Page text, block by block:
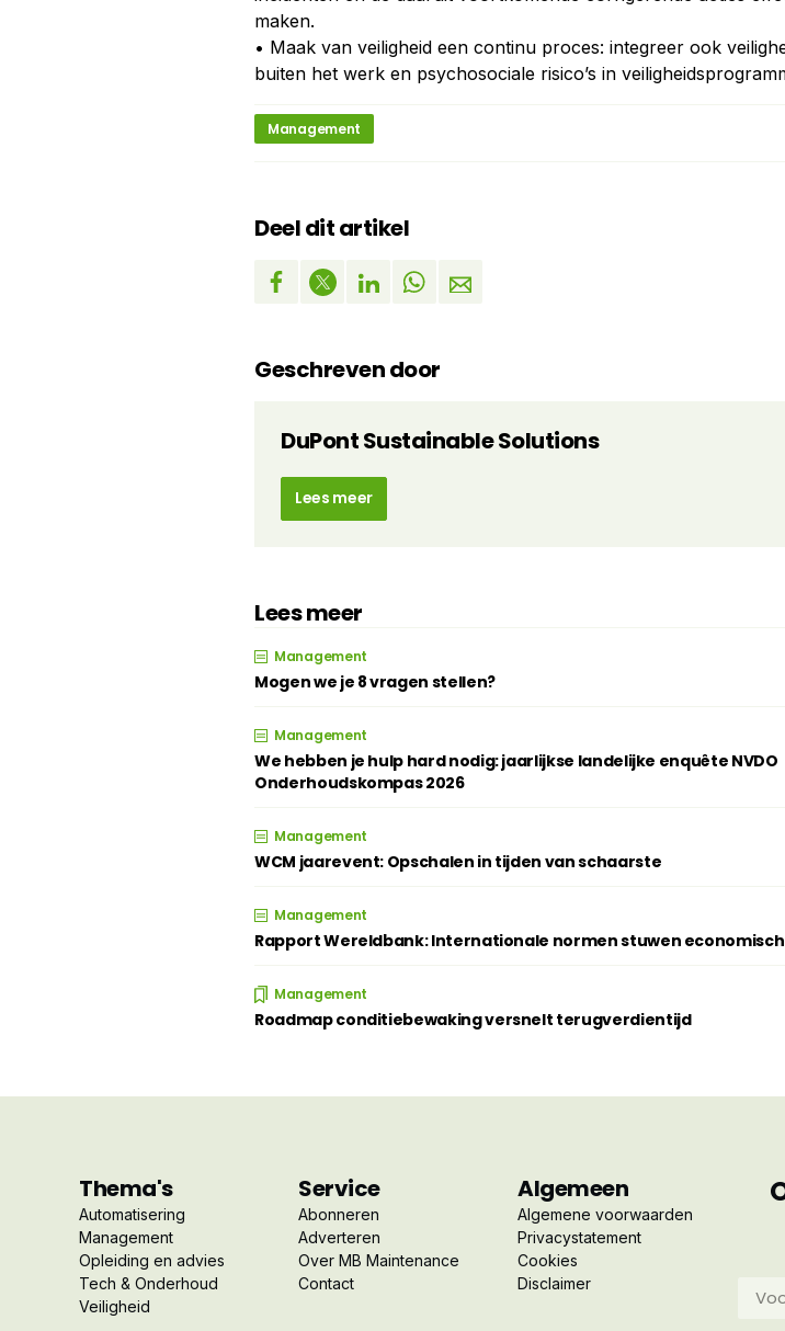
maken.
• Maak van veiligheid een continu proces: integreer ook
buiten het werk en psychosociale risico’s in
Management
Deel dit artikel
Geschreven door
DuPont Sustainable Solutions
Lees meer
Lees meer
Management
Mogen we je 8 vragen stellen?
Management
We hebben je hulp hard nodig: jaarlijkse landelijke enquête NVDO
Onderhoudskompas 2026
Management
WCM jaarevent: Opschalen in tijden van schaarste
Management
Rapport Wereldbank: Internationale normen stuwen
Management
Roadmap conditiebewaking versnelt terugverdientijd
Thema's
Automatisering
Management
Opleiding en advies
Tech & Onderhoud
Veiligheid
Service
Abonneren
Adverteren
Over MB Maintenance
Contact
Algemeen
Algemene voorwaarden
Privacystatement
Cookies
Disclaimer